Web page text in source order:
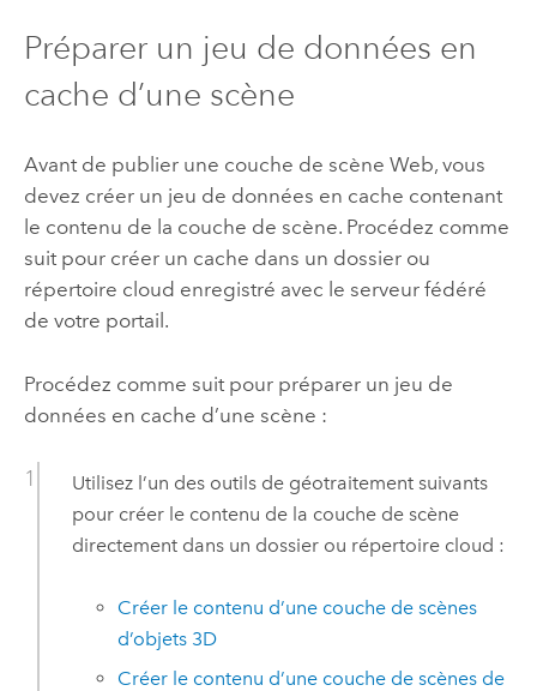
Préparer un jeu de données en
cache d’une scène
Avant de publier une couche de scène Web, vous
devez créer un jeu de données en cache contenant
le contenu de la couche de scène. Procédez comme
suit pour créer un cache dans un dossier ou
répertoire cloud enregistré avec le serveur fédéré
de votre portail.
Procédez comme suit pour préparer un jeu de
données en cache d’une scène :
Utilisez l’un des outils de géotraitement suivants
pour créer le contenu de la couche de scène
directement dans un dossier ou répertoire cloud :
Créer le contenu d’une couche de scènes
d’objets 3D
Créer le contenu d’une couche de scènes de